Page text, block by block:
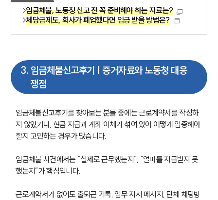
임금체불, 노동청 신고 전 꼭 준비해야 하는 자료는?
체당금제도, 회사가 폐업했다면 임금 받을 방법은?
3. 임금체불신고후기 | 증거자료와 노동청 대응
쟁점
임금체불신고후기를 찾아보는 분들 중에는 근로계약서를 작성하
지 않았거나, 현금 지급과 계좌 이체가 섞여 있어 어떻게 입증해야
할지 고민하는 경우가 많습니다.
임금체불 사건에서는 “실제로 근무했는지”, “얼마를 지급받지 못
했는지”가 핵심입니다.
근로계약서가 없어도 출퇴근 기록, 업무 지시 메시지, 단체 채팅방